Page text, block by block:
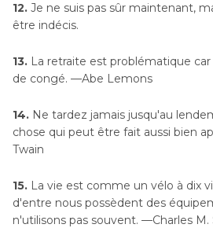
12. Je ne suis pas sûr maintenant,
être indécis.
13. La retraite est problématique
de congé. —Abe Lemons
14. Ne tardez jamais jusqu'au
chose qui peut être fait aussi bien
Twain
15. La vie est comme un vélo à dix
d'entre nous possèdent des
n'utilisons pas souvent. —Charles M.